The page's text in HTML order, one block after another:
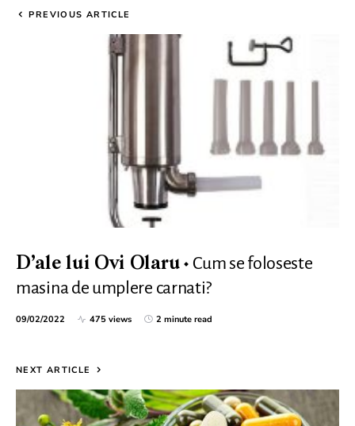
PREVIOUS ARTICLE
D’ale lui Ovi Olaru
Cum se foloseste
masina de umplere carnati?
09/02/2022 475 views 2 minute read
NEXT ARTICLE